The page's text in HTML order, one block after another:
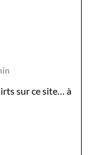
sur ce site… à